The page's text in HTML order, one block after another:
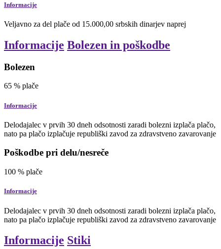
Informacije
Veljavno za del plače od 15.000,00 srbskih dinarjev naprej
Informacije Bolezen in poškodbe
Bolezen
65 % plače
Informacije
Delodajalec v prvih 30 dneh odsotnosti zaradi bolezni izplača plačo,
nato pa plačo izplačuje republiški zavod za zdravstveno zavarovanje
Poškodbe pri delu/nesreče
100 % plače
Informacije
Delodajalec v prvih 30 dneh odsotnosti zaradi bolezni izplača plačo,
nato pa plačo izplačuje republiški zavod za zdravstveno zavarovanje
Informacije Stiki